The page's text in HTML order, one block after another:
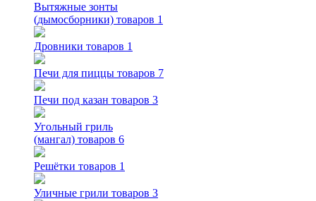
Вытяжные зонты
(дымосборники) товаров 1
Дровники товаров 1
Печи для пиццы товаров 7
Печи под казан товаров 3
Угольный гриль
(мангал) товаров 6
Решётки товаров 1
Уличные грили товаров 3